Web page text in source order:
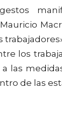
los
las
de las